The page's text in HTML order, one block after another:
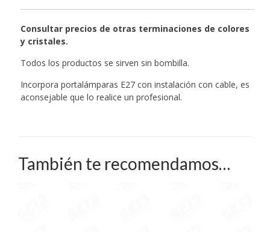
Consultar precios de otras terminaciones de colores
y cristales.
Todos los productos se sirven sin bombilla.
Incorpora portalámparas E27 con instalación con cable, es
aconsejable que lo realice un profesional.
También te recomendamos…